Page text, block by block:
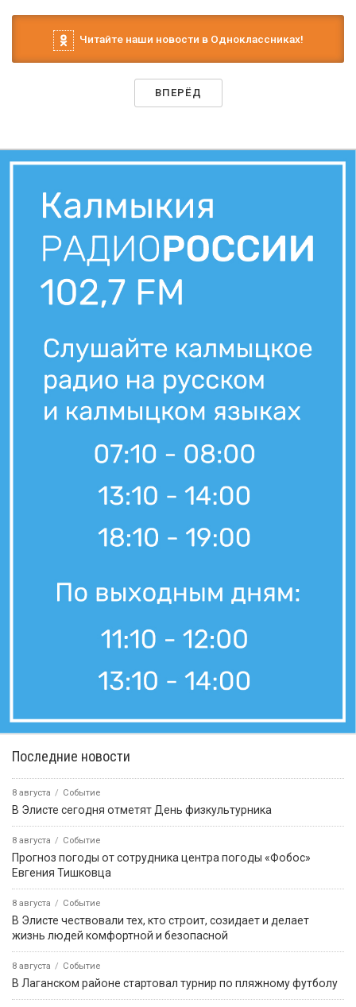
Читайте наши новости в Одноклассниках!
ВПЕРЁД
Последние новости
8 августа Событие
В Элисте сегодня отметят День физкультурника
8 августа Событие
Прогноз погоды от сотрудника центра погоды «Фобос»
Евгения Тишковца
8 августа Событие
В Элисте чествовали тех, кто строит, созидает и делает
жизнь людей комфортной и безопасной
8 августа Событие
В Лаганском районе стартовал турнир по пляжному футболу